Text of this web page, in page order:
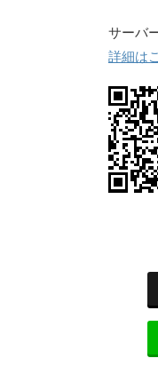
サーバ
詳細は